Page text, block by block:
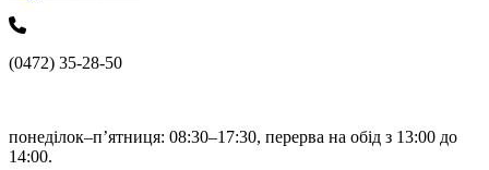
(0472) 35-28-50
понеділок–п’ятниця: 08:30–17:30, перерва на обід з 13:00 до
14:00.